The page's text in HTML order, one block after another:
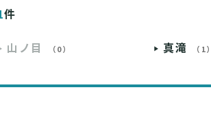
件
山ノ目 （0） 真滝 （1）